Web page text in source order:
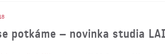
potkáme – novinka studia